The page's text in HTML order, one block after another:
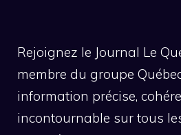
Rejoignez le Journal Le
membre du groupe
information précise,
incontournable sur tous